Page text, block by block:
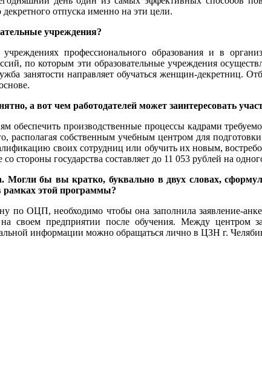
декретного отпуска именно на эти цели.
учреждения?
профессионального образования и в
по которым эти образовательные учреждения
занятости направляет обучаться женщин-декретниц.
а вот чем работодателей может заинтересовать
обеспечить производственные процессы кадрами
располагая собственным учебным центром для
своих сотрудниц или обучить их новым,
стороны государства составляет до 11 053 рублей на
Могли бы вы кратко, буквально в двух словах,
рамках этой программы?
ОЦП, необходимо чтобы она заполнила заявление-
своем предприятии после обучения. Между центром
информации можно обращаться лично в ЦЗН г.